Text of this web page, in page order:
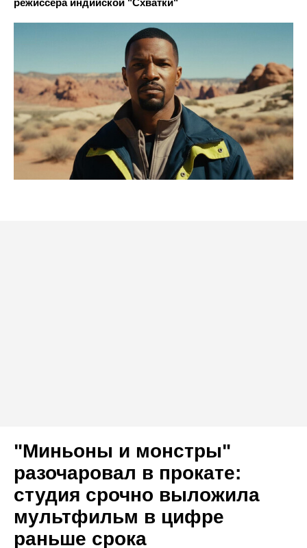
"Миньоны и монстры"
разочаровал в прокате:
студия срочно выложила
мультфильм в цифре
раньше срока